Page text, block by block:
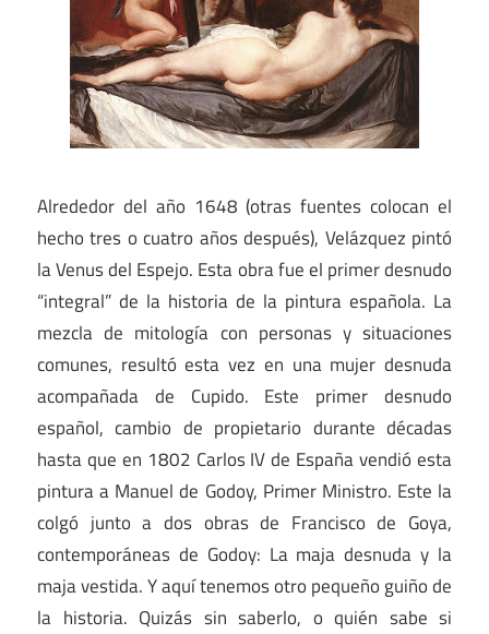
Alrededor del año 1648 (otras fuentes colocan el
hecho tres o cuatro años después), Velázquez pintó
la Venus del Espejo. Esta obra fue el primer desnudo
“integral” de la historia de la pintura española. La
mezcla de mitología con personas y situaciones
comunes, resultó esta vez en una mujer desnuda
acompañada de Cupido. Este primer desnudo
español, cambio de propietario durante décadas
hasta que en 1802 Carlos IV de España vendió esta
pintura a Manuel de Godoy, Primer Ministro. Este la
colgó junto a dos obras de Francisco de Goya,
contemporáneas de Godoy: La maja desnuda y la
maja vestida. Y aquí tenemos otro pequeño guiño de
la historia. Quizás sin saberlo, o quién sabe si